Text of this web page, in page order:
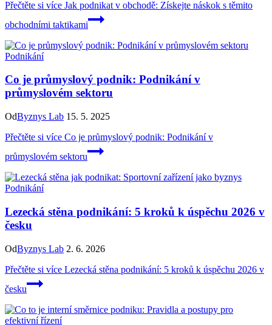
Přečtěte si více Jak podnikat v obchodě: Získejte náskok s těmito
obchodními taktikami
Podnikání
Co je průmyslový podnik: Podnikání v
průmyslovém sektoru
OdByznys Lab 15. 5. 2025
Přečtěte si více Co je průmyslový podnik: Podnikání v
průmyslovém sektoru
Podnikání
Lezecká stěna podnikání: 5 kroků k úspěchu 2026 v
česku
OdByznys Lab 2. 6. 2026
Přečtěte si více Lezecká stěna podnikání: 5 kroků k úspěchu 2026 v
česku